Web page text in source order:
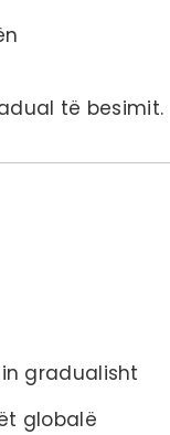
të besimit.
gradualisht
globalë